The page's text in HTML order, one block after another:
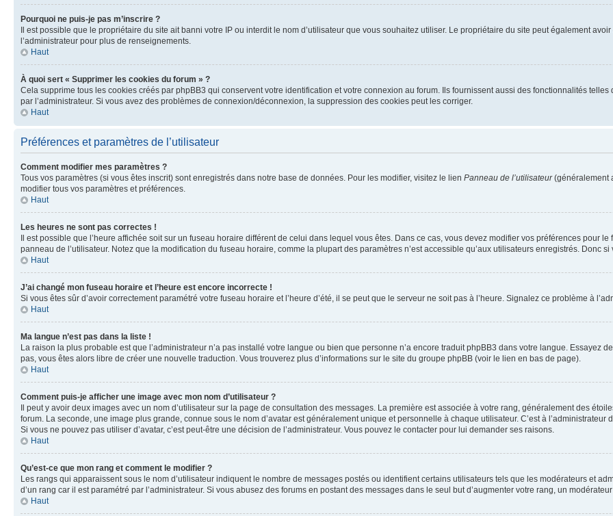
Pourquoi ne puis-je pas m’inscrire ?
Il est possible que le propriétaire du site ait banni votre IP ou interdit le nom d’utilisateur que vous souhaitez utiliser. Le propriétaire du site peut également
l’administrateur pour plus de renseignements.
Haut
À quoi sert « Supprimer les cookies du forum » ?
Cela supprime tous les cookies créés par phpBB3 qui conservent votre identification et votre connexion au forum. Ils fournissent aussi des fonctionnalités
par l’administrateur. Si vous avez des problèmes de connexion/déconnexion, la suppression des cookies peut les corriger.
Haut
Préférences et paramètres de l’utilisateur
Comment modifier mes paramètres ?
Tous vos paramètres (si vous êtes inscrit) sont enregistrés dans notre base de données. Pour les modifier, visitez le lien Panneau de l’utilisateur(généralement
modifier tous vos paramètres et préférences.
Haut
Les heures ne sont pas correctes !
Il est possible que l’heure affichée soit sur un fuseau horaire différent de celui dans lequel vous êtes. Dans ce cas, vous devez modifier vos préférences pour
panneau de l’utilisateur. Notez que la modification du fuseau horaire, comme la plupart des paramètres n’est accessible qu’aux utilisateurs enregistrés. Donc si
Haut
J’ai changé mon fuseau horaire et l’heure est encore incorrecte !
Si vous êtes sûr d’avoir correctement paramétré votre fuseau horaire et l’heure d’été, il se peut que le serveur ne soit pas à l’heure. Signalez ce problème à
Haut
Ma langue n’est pas dans la liste !
La raison la plus probable est que l’administrateur n’a pas installé votre langue ou bien que personne n’a encore traduit phpBB3 dans votre langue. Essayez
pas, vous êtes alors libre de créer une nouvelle traduction. Vous trouverez plus d’informations sur le site du groupe phpBB (voir le lien en bas de page).
Haut
Comment puis-je afficher une image avec mon nom d’utilisateur ?
Il peut y avoir deux images avec un nom d’utilisateur sur la page de consultation des messages. La première est associée à votre rang, généralement des
forum. La seconde, une image plus grande, connue sous le nom d’avatar est généralement unique et personnelle à chaque utilisateur. C’est à
Si vous ne pouvez pas utiliser d’avatar, c’est peut-être une décision de l’administrateur. Vous pouvez le contacter pour lui demander ses raisons.
Haut
Qu’est-ce que mon rang et comment le modifier ?
Les rangs qui apparaissent sous le nom d’utilisateur indiquent le nombre de messages postés ou identifient certains utilisateurs tels que les modérateurs et
d’un rang car il est paramétré par l’administrateur. Si vous abusez des forums en postant des messages dans le seul but d’augmenter votre rang, un
Haut